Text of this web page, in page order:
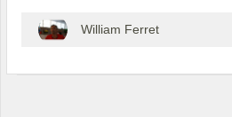
William Ferret